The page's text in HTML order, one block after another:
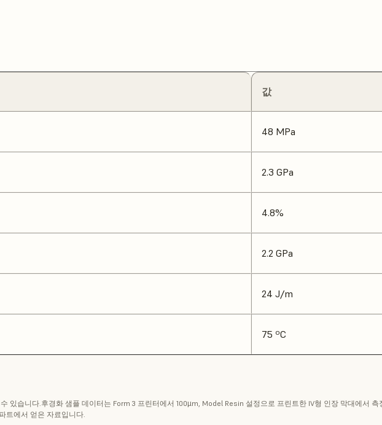
값
48 MPa
2.3 GPa
4.8%
2.2 GPa
24 J/m
75 ºC
있습니다.후경화 샘플 데이터는 Form 3 프린터에서 100µm, Model Resin 설정으로 프린트한 IV형 인장 막대에서
트에서 얻은 자료입니다.